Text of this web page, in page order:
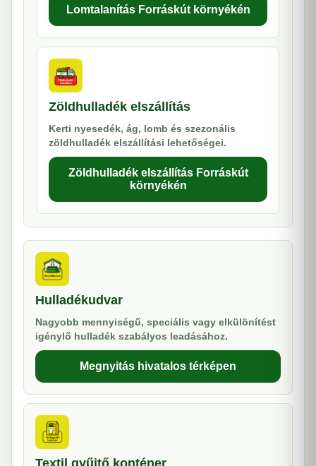
Lomtalanítás Forráskút környékén
Zöldhulladék elszállítás
Kerti nyesedék, ág, lomb és szezonális
zöldhulladék elszállítási lehetőségei.
Zöldhulladék elszállítás Forráskút
környékén
Hulladékudvar
Nagyobb mennyiségű, speciális vagy elkülönítést
igénylő hulladék szabályos leadásához.
Megnyitás hivatalos térképen
Textil gyűjtő konténer